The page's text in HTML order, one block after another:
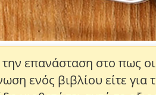
επανάσταση στο πως
ενός βιβλίου είτε